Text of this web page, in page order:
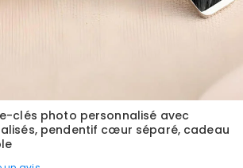
clés photo personnalisé avec
pendentif cœur séparé, cadeau